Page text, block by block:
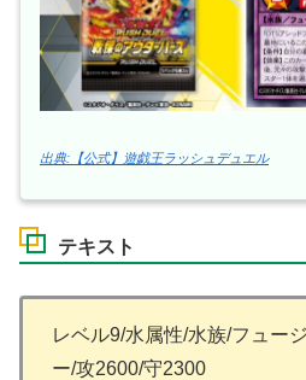
出典:【公式】遊戯王ラッシュデュエル
テキスト
レベル9/水属性/水族/フュー
ー/攻2600/守2300